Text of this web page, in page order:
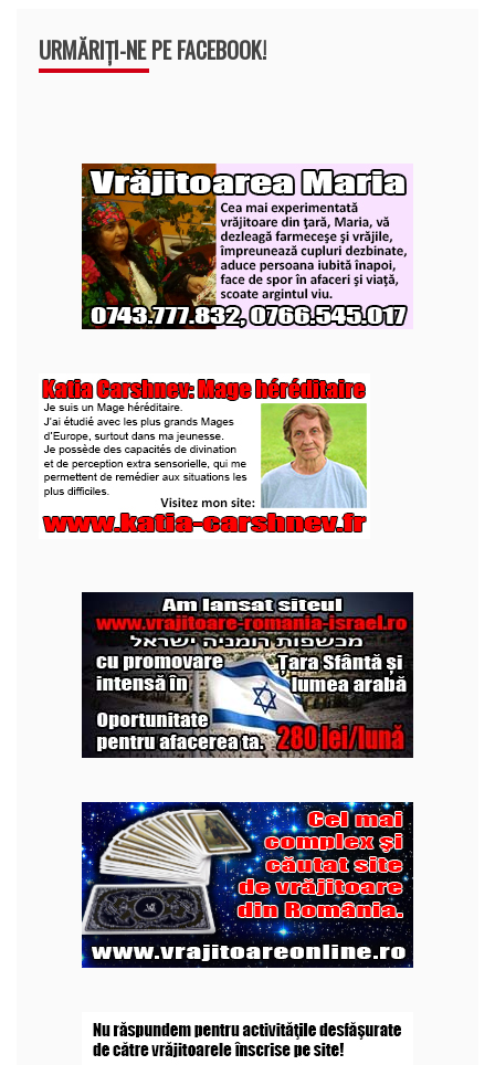
URMĂRIȚI-NE PE FACEBOOK!